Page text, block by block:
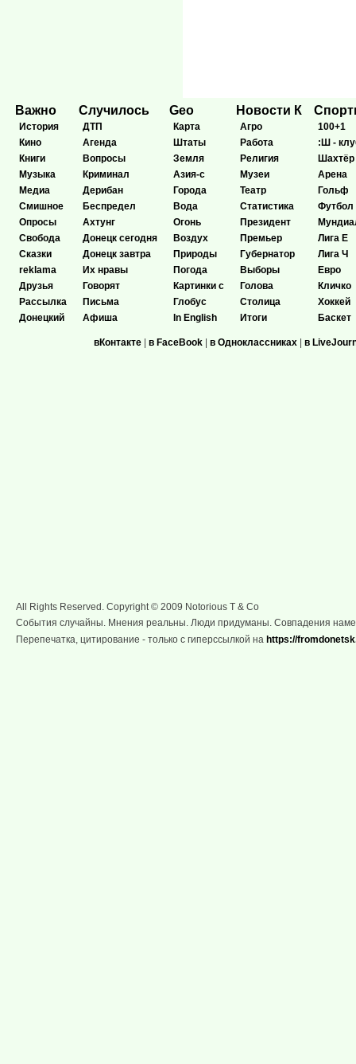
Важно
История
Кино
Книги
Музыка
Медиа
Смишное
Опросы
Свобода
Сказки
reklama
Друзья
Рассылка
Донецкий
Случилось
ДТП
Агенда
Вопросы
Криминал
Дерибан
Беспредел
Ахтунг
Донецк сегодня
Донецк завтра
Их нравы
Говорят
Письма
Афиша
Geo
Карта
Штаты
Земля
Азия-с
Города
Вода
Огонь
Воздух
Природы
Погода
Картинки с
Глобус
In English
Новости К
Агро
Работа
Религия
Музеи
Театр
Статистика
Президент
Премьер
Губернатор
Выборы
Голова
Столица
Итоги
100+1
:Ш -
Шахтёр
Арена
Гольф
Футбол
Лига Е
Лига Ч
Евро
Кличко
Хоккей
Баскет
вКонтакте | в FaceBook | в Одноклассниках | в
All Rights Reserved. Copyright © 2009 Notorious T & Co
События случайны. Мнения реальны. Люди придуманы. Совпадения
Перепечатка, цитирование - только с гиперссылкой на https://